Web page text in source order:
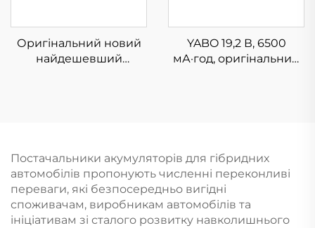
Оригінальний новий
найдешевший
Corolla, Yaris, Aqua, Auris
YABO 19,2 В, 6500
мА·год, оригінальний
Постачальники акумуляторів для гібридних
автомобілів пропонують численні переконливі
переваги, які безпосередньо вигідні
споживачам, виробникам автомобілів та
ініціативам зі сталого розвитку навколишнього